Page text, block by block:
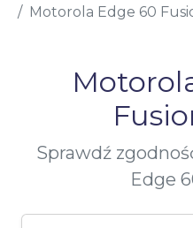
Motorola Edge 60
Sprawdź
Edge